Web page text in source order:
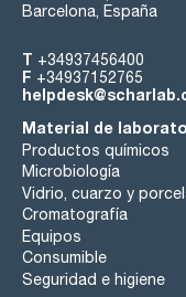
Barcelona, España
T +34937456400
F +34937152765
Material de
Productos químicos
Microbiología
Vidrio, cuarzo y
Cromatografía
Equipos
Consumible
Seguridad e higiene